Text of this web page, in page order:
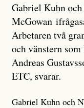
Gabriel Kuhn
McGowan
Arbetaren två
och vänstern
Andreas
ETC, svarar.
Gabriel Kuhn och